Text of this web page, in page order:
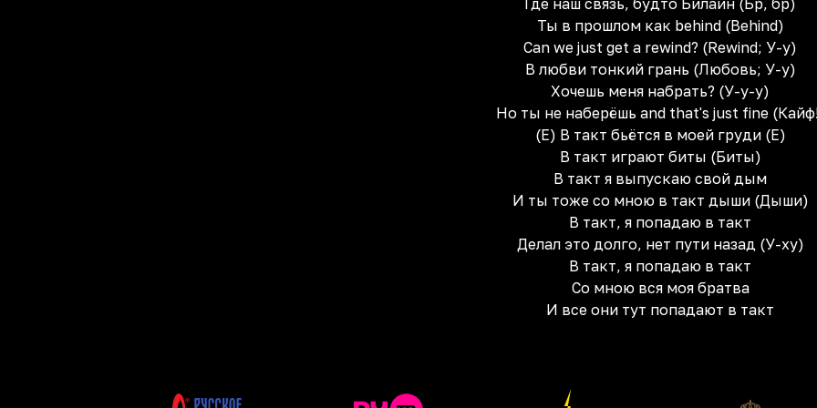
Где наш связь, будто Билайн (Бр, бр)
Ты в прошлом как behind (Behind)
Can we just get a rewind? (Rewind; У-у)
В любви тонкий грань (Любовь; У-у)
Хочешь меня набрать? (У-у-у)
Но ты не наберёшь and that's just fine
(Е) В такт бьётся в моей груди (Е)
В такт играют биты (Биты)
В такт я выпускаю свой дым
И ты тоже со мною в такт дыши (Дыши)
В такт, я попадаю в такт
Делал это долго, нет пути назад (У-ху)
В такт, я попадаю в такт
Со мною вся моя братва
И все они тут попадают в такт